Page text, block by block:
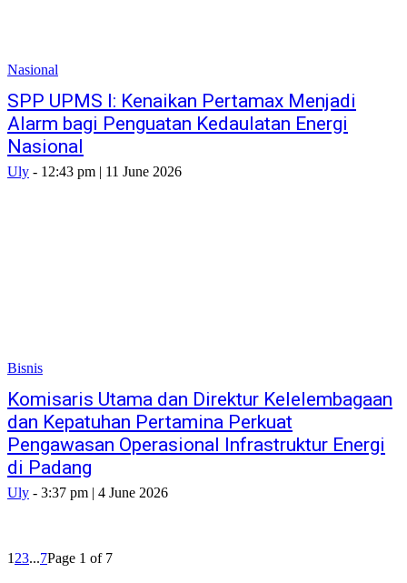
Nasional
SPP UPMS I: Kenaikan Pertamax Menjadi
Alarm bagi Penguatan Kedaulatan Energi
Nasional
Uly - 12:43 pm | 11 June 2026
Bisnis
Komisaris Utama dan Direktur Kelelembagaan
dan Kepatuhan Pertamina Perkuat
Pengawasan Operasional Infrastruktur Energi
di Padang
Uly - 3:37 pm | 4 June 2026
1 23...7Page 1 of 7